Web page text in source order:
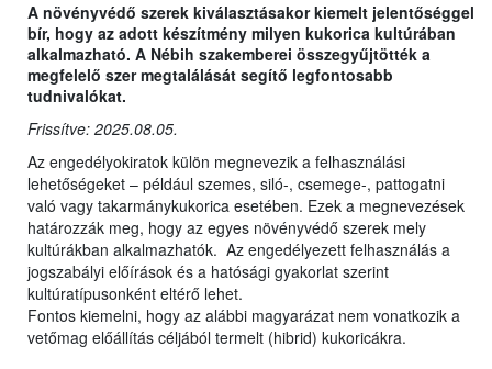
A növényvédő szerek kiválasztásakor kiemelt jelentőséggel
bír, hogy az adott készítmény milyen kukorica kultúrában
alkalmazható. A Nébih szakemberei összegyűjtötték a
megfelelő szer megtalálását segítő legfontosabb
tudnivalókat.
Frissítve: 2025.08.05.
Az engedélyokiratok külön megnevezik a felhasználási
lehetőségeket – például szemes, siló-, csemege-, pattogatni
való vagy takarmánykukorica esetében. Ezek a megnevezések
határozzák meg, hogy az egyes növényvédő szerek mely
kultúrákban alkalmazhatók. Az engedélyezett felhasználás a
jogszabályi előírások és a hatósági gyakorlat szerint
kultúratípusonként eltérő lehet.
Fontos kiemelni, hogy az alábbi magyarázat nem vonatkozik a
vetőmag előállítás céljából termelt (hibrid) kukoricákra.